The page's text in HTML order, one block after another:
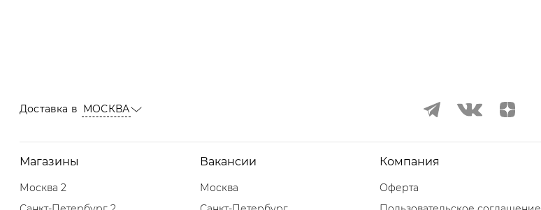
Магазины
Москва 2
Вакансии
Москва
Компания
Оферта
Доставка в МОСКВА